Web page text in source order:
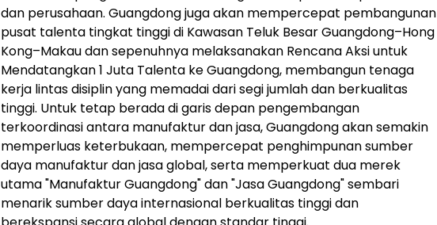
dan perusahaan. Guangdong juga akan mempercepat pembangunan
pusat talenta tingkat tinggi di Kawasan Teluk Besar Guangdong–Hong
Kong–Makau dan sepenuhnya melaksanakan Rencana Aksi untuk
Mendatangkan 1 Juta Talenta ke Guangdong, membangun tenaga
kerja lintas disiplin yang memadai dari segi jumlah dan berkualitas
tinggi. Untuk tetap berada di garis depan pengembangan
terkoordinasi antara manufaktur dan jasa, Guangdong akan semakin
memperluas keterbukaan, mempercepat penghimpunan sumber
daya manufaktur dan jasa global, serta memperkuat dua merek
utama "Manufaktur Guangdong" dan "Jasa Guangdong" sembari
menarik sumber daya internasional berkualitas tinggi dan